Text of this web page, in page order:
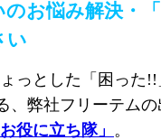
お悩み解決・
い
っとした「困った
、弊社フリーテム
役に立ち隊」 。